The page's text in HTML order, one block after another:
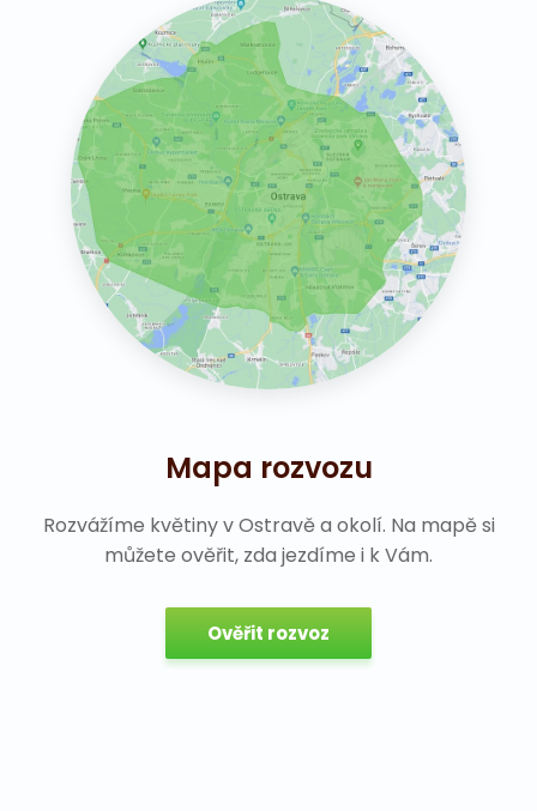
Mapa rozvozu
Rozvážíme květiny v Ostravě a okolí. Na mapě si
můžete ověřit, zda jezdíme i k Vám.
Ověřit rozvoz